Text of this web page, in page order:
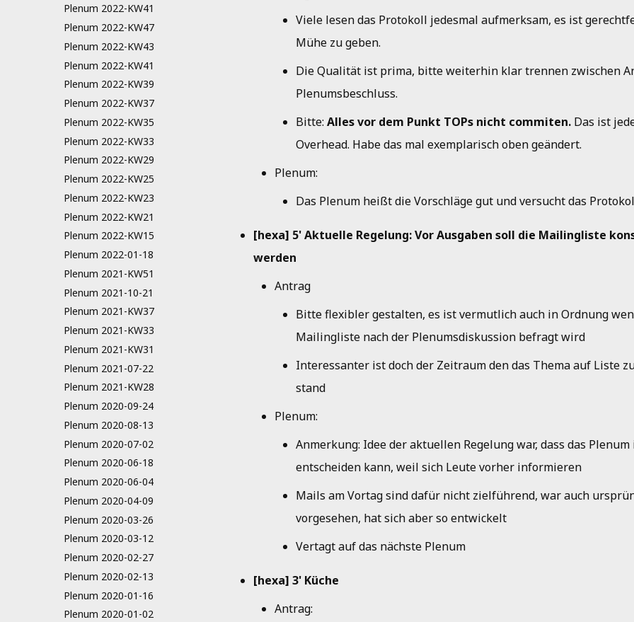
Plenum 2022-KW41
Plenum 2022-KW47
Plenum 2022-KW43
Plenum 2022-KW41
Plenum 2022-KW39
Plenum 2022-KW37
Plenum 2022-KW35
Plenum 2022-KW33
Plenum 2022-KW29
Plenum 2022-KW25
Plenum 2022-KW23
Plenum 2022-KW21
Plenum 2022-KW15
Plenum 2022-01-18
Plenum 2021-KW51
Plenum 2021-10-21
Plenum 2021-KW37
Plenum 2021-KW33
Plenum 2021-KW31
Plenum 2021-07-22
Plenum 2021-KW28
Plenum 2020-09-24
Plenum 2020-08-13
Plenum 2020-07-02
Plenum 2020-06-18
Plenum 2020-06-04
Plenum 2020-04-09
Plenum 2020-03-26
Plenum 2020-03-12
Plenum 2020-02-27
Plenum 2020-02-13
Plenum 2020-01-16
Plenum 2020-01-02
Viele lesen das Protokoll jedesmal aufmerksam, es ist
Mühe zu geben.
Die Qualität ist prima, bitte weiterhin klar trennen zwischen
Plenumsbeschluss.
Bitte: Alles vor dem Punkt TOPs nicht commiten. Das ist
Overhead. Habe das mal exemplarisch oben geändert.
Plenum:
Das Plenum heißt die Vorschläge gut und versucht das
[hexa] 5' Aktuelle Regelung: Vor Ausgaben soll die Mailingliste
werden
Antrag
Bitte flexibler gestalten, es ist vermutlich auch in Ordnung
Mailingliste nach der Plenumsdiskussion befragt wird
Interessanter ist doch der Zeitraum den das Thema auf Liste
stand
Plenum:
Anmerkung: Idee der aktuellen Regelung war, dass das
entscheiden kann, weil sich Leute vorher informieren
Mails am Vortag sind dafür nicht zielführend, war auch
vorgesehen, hat sich aber so entwickelt
Vertagt auf das nächste Plenum
[hexa] 3' Küche
Antrag: